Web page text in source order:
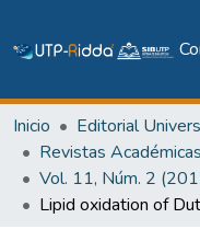
Inicio
Revistas